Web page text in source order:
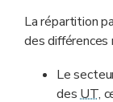
La répartition
des différences
Le
desUT,